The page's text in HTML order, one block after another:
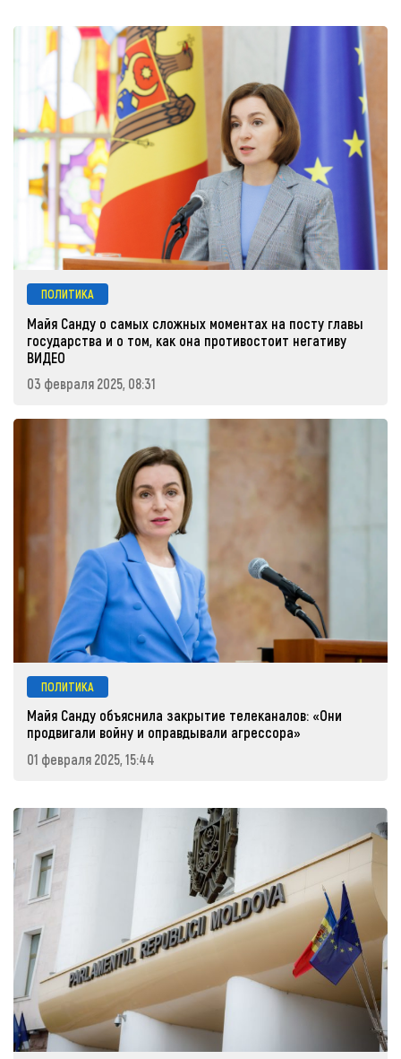
ПОЛИТИКА
Майя Санду о самых сложных моментах на посту главы
государства и о том, как она противостоит негативу
ВИДЕО
03 февраля 2025, 08:31
ПОЛИТИКА
Майя Санду объяснила закрытие телеканалов: «Они
продвигали войну и оправдывали агрессора»
01 февраля 2025, 15:44